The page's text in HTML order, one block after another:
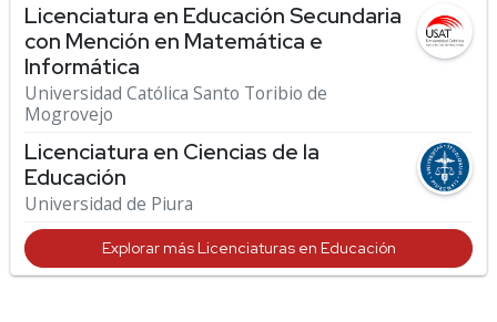
Licenciatura en Educación Secundaria
con Mención en Matemática e
Informática
Universidad Católica Santo Toribio de
Mogrovejo
Licenciatura en Ciencias de la
Educación
Universidad de Piura
Explorar más Licenciaturas en Educación